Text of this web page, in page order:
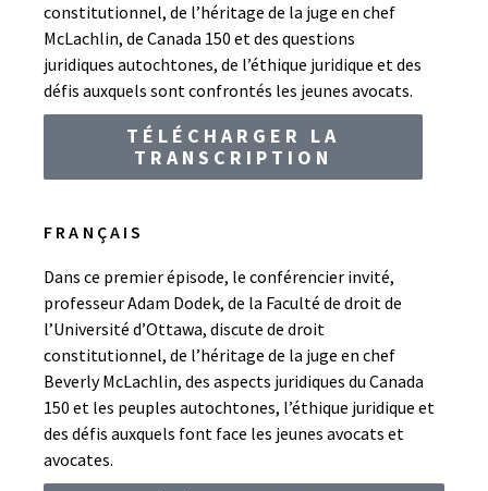
constitutionnel, de l’héritage de la juge en chef
McLachlin, de Canada 150 et des questions
juridiques autochtones, de l’éthique juridique et des
défis auxquels sont confrontés les jeunes avocats.
TÉLÉCHARGER LA
TRANSCRIPTION
FRANÇAIS
Dans ce premier épisode, le conférencier invité,
professeur Adam Dodek, de la Faculté de droit de
l’Université d’Ottawa, discute de droit
constitutionnel, de l’héritage de la juge en chef
Beverly McLachlin, des aspects juridiques du Canada
150 et les peuples autochtones, l’éthique juridique et
des défis auxquels font face les jeunes avocats et
avocates.